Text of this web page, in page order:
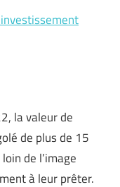
la valeur de
de plus de 15
de l’image
à leur prêter.